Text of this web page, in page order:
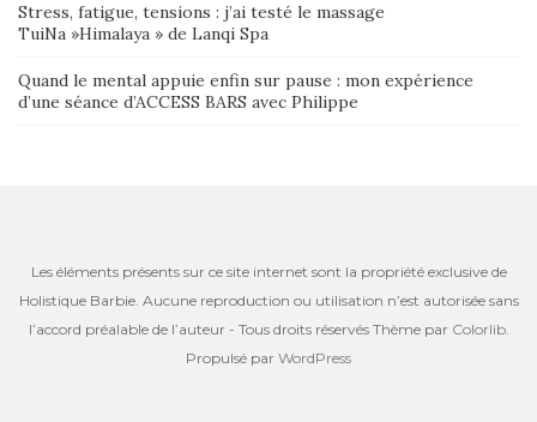
Stress, fatigue, tensions : j’ai testé le massage
TuiNa »Himalaya » de Lanqi Spa
Quand le mental appuie enfin sur pause : mon expérience
d’une séance d’ACCESS BARS avec Philippe
Les éléments présents sur ce site internet sont la propriété exclusive de
Holistique Barbie. Aucune reproduction ou utilisation n’est autorisée sans
l’accord préalable de l’auteur - Tous droits réservés Thème par Colorlib.
Propulsé par WordPress